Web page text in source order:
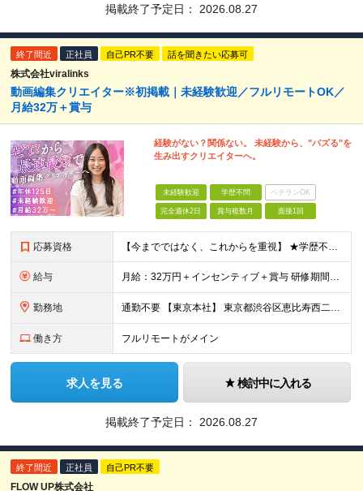
掲載終了予定日： 2026.08.27
終了間近 正社員 自己PR不要 話を聞きたい応募可
株式会社viralinks
動画編集クリエイター※初掲載｜未経験歓迎／フルリモートOK／
月給32万＋賞与
経験がない？関係ない。 未経験から、"バズる"を
生み出すクリエイターへ。
未経験歓迎 学歴不問 ベテランOK
完全週休2日 賞与複数月 面接1回
応募資格 【今までではなく、これからを重視】 ★学歴不問 ★職種未経験歓迎 ★業種未経験歓迎 ★社会人未経験歓迎 ★第二新卒歓迎 ★ブランクOK ★動画編集・デザイン制作の勉強を独学でしている方など ※基礎的
給与 月給：32万円＋インセンティブ＋賞与 研修期間中：月給25万円～ ＼ 頑張りはしっかり評価！ ／ 研修期間中でも、スキルの習得状況や成果に応じて月給27万円へ昇給が可能です。 【研修期間】 期
勤務地 通勤不要 【東京本社】 東京都渋谷区恵比寿西二丁目8番4号 EX恵比寿西ビル5階
働き方 フルリモートがメイン
求人を見る 検討中に入れる
掲載終了予定日： 2026.08.27
終了間近 正社員 自己PR不要
FLOW UP株式会社